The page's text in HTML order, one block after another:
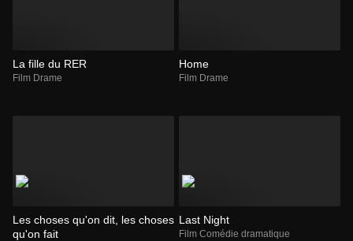
La fille du RER
Film Drame
Home
Film Drame
Les choses qu'on dit, les choses
qu'on fait
Last Night
Film Comédie dramatique